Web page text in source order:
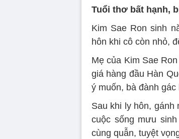
Tuổi thơ bất hạnh,
Kim Sae Ron sinh
hôn khi cô còn nhỏ,
Mẹ của Kim Sae
giá hàng đầu Hàn
ý muốn, bà đành
Sau khi ly hôn,
cuộc sống mưu
cùng quẫn, tuyệt